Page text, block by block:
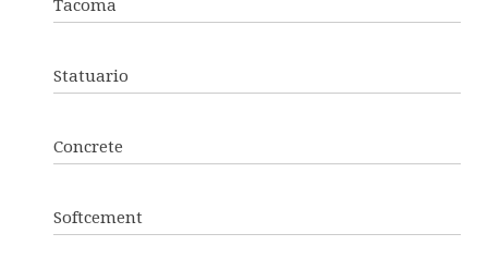
Tacoma
Statuario
Concrete
Softcement